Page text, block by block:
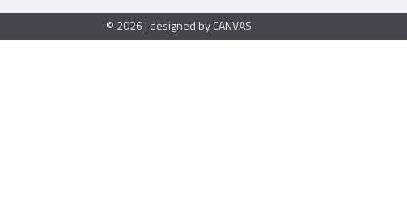
© 2026 | designed by CANVAS